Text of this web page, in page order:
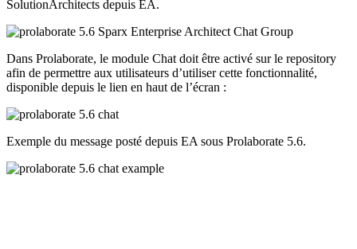
SolutionArchitects depuis EA.
Dans Prolaborate, le module Chat doit être activé sur le repository
afin de permettre aux utilisateurs d’utiliser cette fonctionnalité,
disponible depuis le lien en haut de l’écran :
Exemple du message posté depuis EA sous Prolaborate 5.6.